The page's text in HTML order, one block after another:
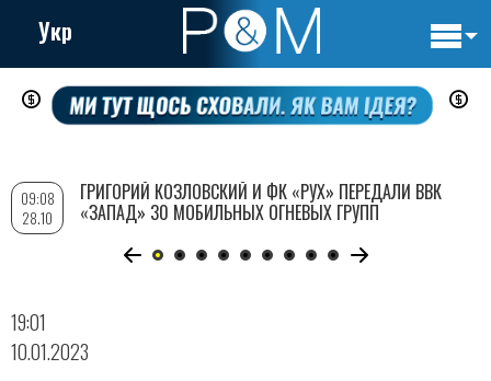
Перейти
содержанию
Укр
19:01
10.01.2023
09:08
28.10
ГРИГОРИЙ КОЗЛОВСКИЙ И ФК «РУХ» ПЕРЕДАЛИ ВВК
«ЗАПАД» 30 МОБИЛЬНЫХ ОГНЕВЫХ ГРУПП